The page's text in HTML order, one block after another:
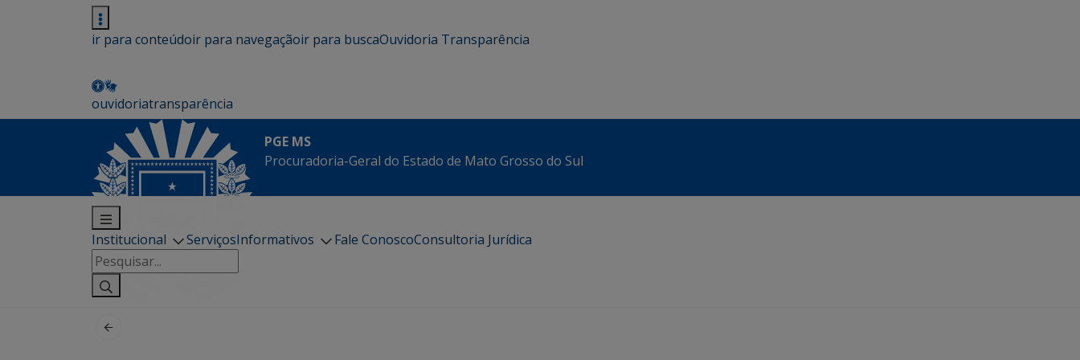
ir para conteúdoir para navegaçãoir para buscaOuvidoria Transparência
ouvidoriatransparência
PGE MS
Procuradoria-Geral do Estado de Mato Grosso do Sul
Institucional ServiçosInformativos Fale ConoscoConsultoria Jurídica
Pesquisar
por: